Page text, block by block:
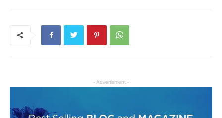
- Advertisment -